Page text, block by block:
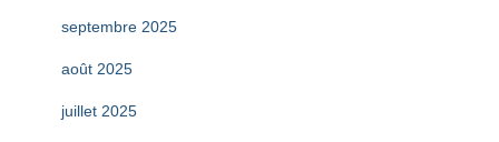
septembre 2025
août 2025
juillet 2025